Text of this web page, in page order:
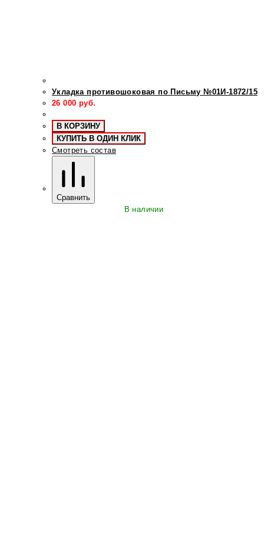
Укладка противошоковая по Письму №01И-1872/15
26 000 руб.
В КОРЗИНУ
КУПИТЬ В ОДИН КЛИК
Смотреть состав
Сравнить
В наличии